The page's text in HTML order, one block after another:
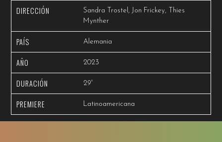
DIRECCIÓN
Sandra Trostel, Jon Frickey, Thies
Mynther
PAÍS Alemania
AÑO 2023
DURACIÓN 29'
PREMIERE Latinoamericana